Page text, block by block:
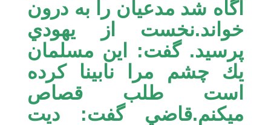
آگاه شد مدعيان را به درون
خواند.نخست از يهودي
پرسيد. گفت: اين مسلمان
يك چشم مرا نابينا كرده
است طلب قصاص
ميكنم.قاضي گفت: ديت